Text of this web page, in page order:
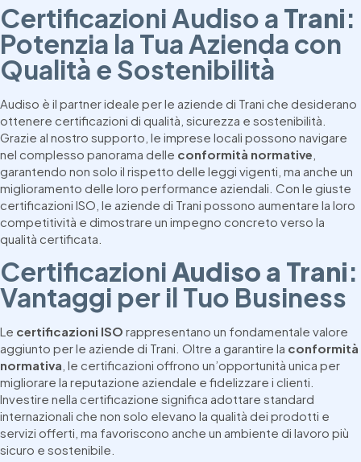
Certificazioni Audiso a Trani:
Potenzia la Tua Azienda con
Qualità e Sostenibilità
Audiso è il partner ideale per le aziende di Trani che desiderano
ottenere certificazioni di qualità, sicurezza e sostenibilità.
Grazie al nostro supporto, le imprese locali possono navigare
nel complesso panorama delle conformità normative
garantendo non solo il rispetto delle leggi vigenti, ma anche un
miglioramento delle loro performance aziendali. Con le giuste
certificazioni ISO, le aziende di Trani possono aumentare la loro
competitività e dimostrare un impegno concreto verso la
qualità certificata.
Certificazioni Audiso a Trani:
Vantaggi per il Tuo Business
Le certificazioni ISO rappresentano un fondamentale valore
aggiunto per le aziende di Trani. Oltre a garantire la conformità
normativa , le certificazioni offrono un’opportunità unica per
migliorare la reputazione aziendale e fidelizzare i clienti.
Investire nella certificazione significa adottare standard
internazionali che non solo elevano la qualità dei prodotti e
servizi offerti, ma favoriscono anche un ambiente di lavoro più
sicuro e sostenibile.